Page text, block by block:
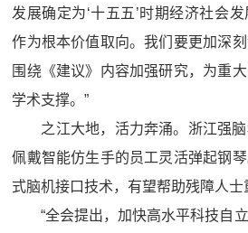
发展确定为‘十五五’时期经济社会
作为根本价值取向。我们要更加深刻
围绕《建议》内容加强研究，为重
学术支撑。”
之江大地，活力奔涌。浙江强
佩戴智能仿生手的员工灵活弹起钢
式脑机接口技术，有望帮助残障人士
“全会提出，加快高水平科技自